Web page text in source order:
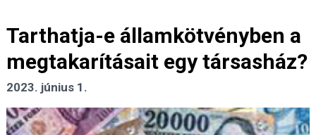
Tarthatja-e államkötvényben a
megtakarításait egy társasház?
2023. június 1.